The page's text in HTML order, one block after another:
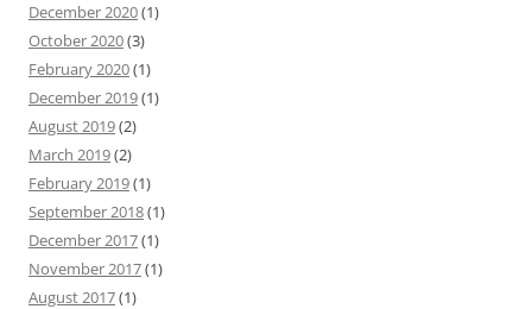
December 2020(1)
October 2020(3)
February 2020(1)
December 2019(1)
August 2019(2)
March 2019(2)
February 2019(1)
September 2018(1)
December 2017(1)
November 2017(1)
August 2017(1)